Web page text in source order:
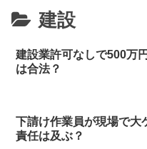
建設
建設業許可なしで500万
は合法？
下請け作業員が現場で大
責任は及ぶ？